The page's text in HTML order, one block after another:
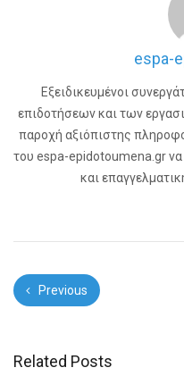
espa-
Εξειδικευμένοι
επιδοτήσεων και των
παροχή αξιόπιστης
του espa-epidotoumena.gr να
και
Previous
Related Posts